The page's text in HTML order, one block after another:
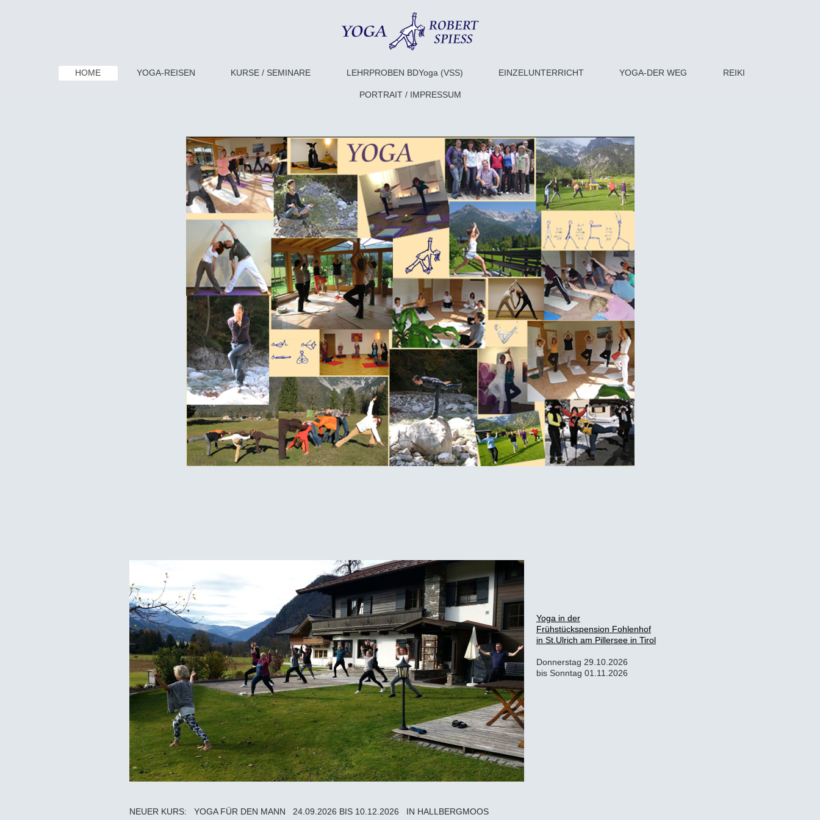
HOME YOGA-REISEN KURSE / SEMINARE LEHRPROBEN BDYoga (VSS) EINZELUNTERRICHT YOGA-DER WEG REIKI
PORTRAIT / IMPRESSUM
Yoga in der
Frühstückspension Fohlenhof
in St.Ulrich am Pillersee in Tirol
Donnerstag 29.10.2026
bis Sonntag 01.11.2026
NEUER KURS: YOGA FÜR DEN MANN 24.09.2026 BIS 10.12.2026 IN HALLBERGMOOS